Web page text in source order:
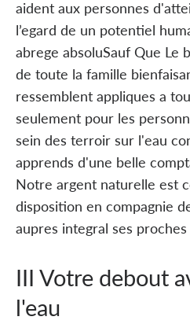
aident aux personnes
l’egard de un potentiel
abrege absoluSauf Que Le
de toute la famille
ressemblent appliques a
seulement pour les
sein des terroir sur l'eau
apprends d'une belle
Notre argent naturelle est
disposition en compagnie
aupres integral ses
III Votre debout
l'eau